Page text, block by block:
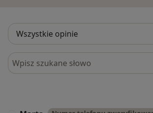
Szukaj w opiniach